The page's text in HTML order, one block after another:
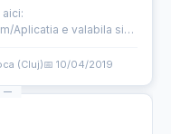
Aplicatia e valabila si
(Cluj)📅 10/04/2019